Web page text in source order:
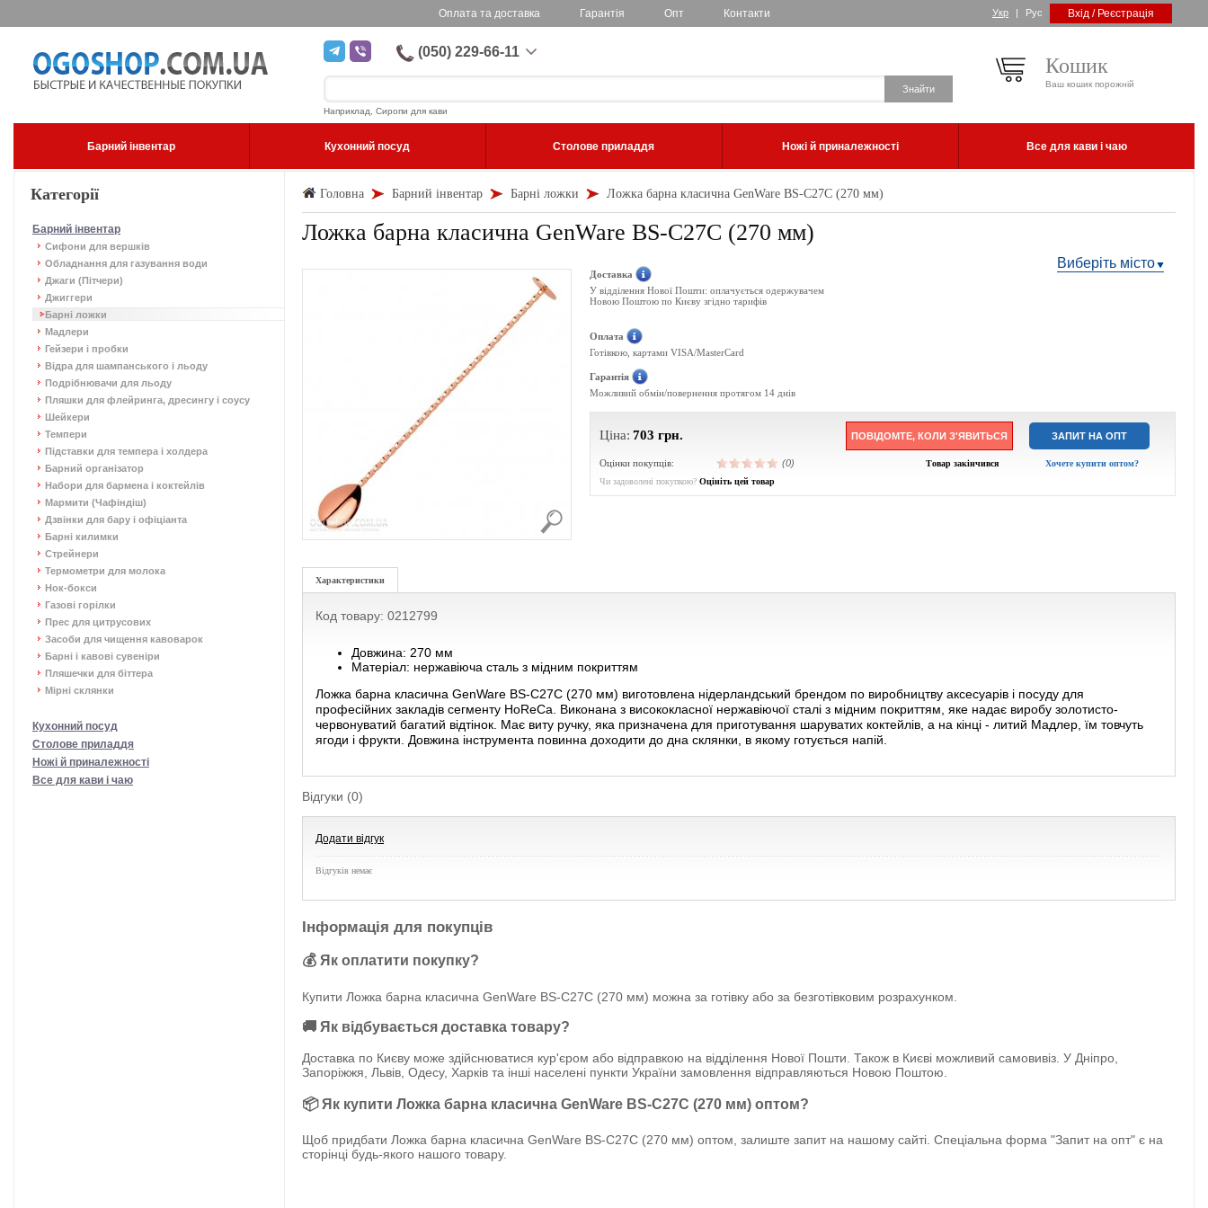
Оплата та доставка Гарантія Опт Контакти Укр | Рус Вхід / Реєстрація
(050) 229-66-11
Наприклад, Сиропи для кави
Кошик
Ваш кошик порожній
Барний інвентар Кухонний посуд Столове приладдя Ножі й приналежності Все для кави і чаю
Категорії
Барний інвентар
Сифони для вершків
Обладнання для газування води
Джаги (Пітчери)
Джиггери
Барні ложки
Мадлери
Гейзери і пробки
Відра для шампанського і льоду
Подрібнювачи для льоду
Пляшки для флейринга, дресингу і соусу
Шейкери
Темпери
Підставки для темпера і холдера
Барний організатор
Набори для бармена і коктейлів
Мармити (Чафіндіш)
Дзвінки для бару і офіціанта
Барні килимки
Стрейнери
Термометри для молока
Нок-бокси
Газові горілки
Прес для цитрусових
Засоби для чищення кавоварок
Барні і кавові сувеніри
Пляшечки для біттера
Мірні склянки
Кухонний посуд
Столове приладдя
Ножі й приналежності
Все для кави і чаю
Головна Барний інвентар Барні ложки Ложка барна класична GenWare BS-C27C (270 мм)
Ложка барна класична GenWare BS-C27C (270 мм)
Виберіть місто
Доставка
У відділення Нової Пошти: оплачується одержувачем
Новою Поштою по Києву згідно тарифів
Оплата
Готівкою, картами VISA/MasterCard
Гарантія
Можливий обмін/повернення протягом 14 днів
Ціна: 703 грн. ПОВІДОМТЕ, КОЛИ З'ЯВИТЬСЯ ЗАПИТ НА ОПТ
Оцінки покупців: (0) Товар закінчився
Хочете купити оптом?
Чи задоволені покупкою? Оцініть цей товар
Характеристики
Код товару: 0212799
Довжина: 270 мм
Матеріал: нержавіюча сталь з мідним покриттям
Ложка барна класична GenWare BS-C27C (270 мм) виготовлена ​​нідерландський брендом по виробництву аксесуарів і посуду для
професійних закладів сегменту HoReCa. Виконана з висококласної нержавіючої сталі з мідним покриттям, яке надає виробу золотисто-
червонуватий багатий відтінок. Має виту ручку, яка призначена для приготування шаруватих коктейлів, а на кінці - литий Мадлер, їм товчуть
ягоди і фрукти. Довжина інструмента повинна доходити до дна склянки, в якому готується напій.
Відгуки (0)
Додати відгук
Відгуків немає
Інформація для покупців
💰 Як оплатити покупку?
Купити Ложка барна класична GenWare BS-C27C (270 мм) можна за готівку або за безготівковим розрахунком.
🚚 Як відбувається доставка товару?
Доставка по Києву може здійснюватися кур'єром або відправкою на відділення Нової Пошти. Також в Києві можливий самовивіз. У Дніпро,
Запоріжжя, Львів, Одесу, Харків та інші населені пункти України замовлення відправляються Новою Поштою.
📦 Як купити Ложка барна класична GenWare BS-C27C (270 мм) оптом?
Щоб придбати Ложка барна класична GenWare BS-C27C (270 мм) оптом, залиште запит на нашому сайті. Спеціальна форма "Запит на опт" є на
сторінці будь-якого нашого товару.